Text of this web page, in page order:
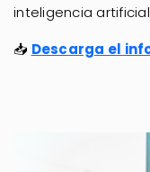
inteligencia
📥 Descarga el